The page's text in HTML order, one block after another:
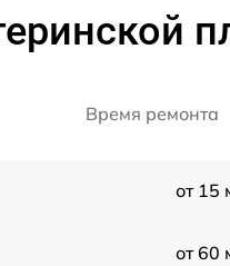
Время ремонта
от 15
от 60